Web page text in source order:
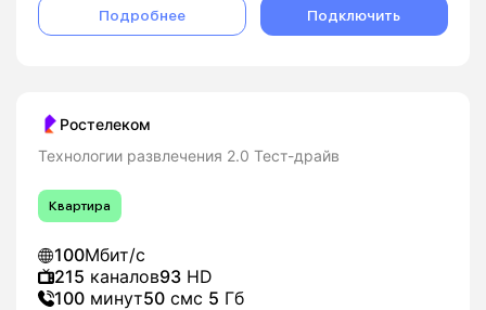
Подробнее Подключить
Ростелеком
Технологии развлечения 2.0 Тест-драйв
Квартира
100Мбит/с
215 каналов93 HD
100 минут50 смс 5 Гб